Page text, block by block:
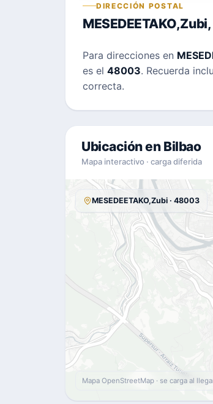
DIRECCIÓN POSTAL
Para direcciones en
es el 48003. Recuerda
correcta.
Ubicación en Bilbao
Mapa interactivo · carga diferida
MESEDEETAKO,Zubi · 48003
Mapa OpenStreetMap · se carga al